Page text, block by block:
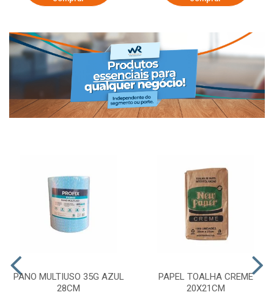
PANO MULTIUSO 35G AZUL
28CM
PAPEL TOALHA CREME
20X21CM